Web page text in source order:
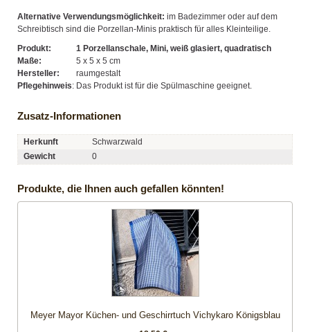
Alternative Verwendungsmöglichkeit: im Badezimmer oder auf dem
Schreibtisch sind die Porzellan-Minis praktisch für alles Kleinteilige.
Produkt:
1 Porzellanschale, Mini, weiß glasiert, quadratisch
Maße:
5 x 5 x 5 cm
Hersteller:
raumgestalt
Pflegehinweis: Das Produkt ist für die Spülmaschine geeignet.
Zusatz-Informationen
Herkunft
Schwarzwald
Gewicht
0
Produkte, die Ihnen auch gefallen könnten!
Meyer Mayor Küchen- und Geschirrtuch Vichykaro Königsblau